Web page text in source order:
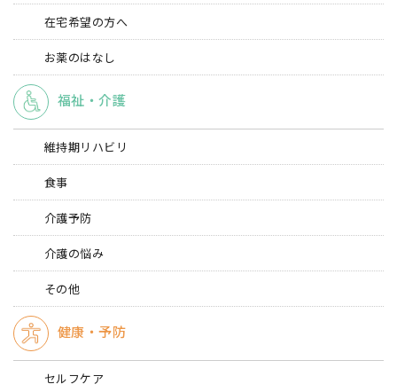
在宅希望の方へ
お薬のはなし
福祉・介護
維持期リハビリ
食事
介護予防
介護の悩み
その他
健康・予防
セルフケア